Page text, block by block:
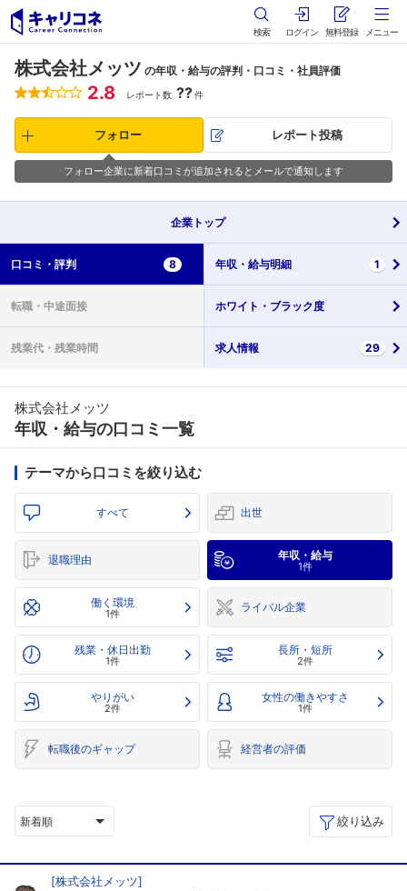
検索 ログイン 無料登録 メニュー
株式会社メッツ の年収・給与の評判・口コミ・社員評価
2.8 レポート数 ??件
フォロー レポート投稿
フォロー企業に新着口コミが追加されるとメールで通知します
企業 トップ
口コミ・ 評判 8 年収・ 給与明細 1
転職・ 中途面接 ホワイト・ ブラック度
残業代・ 残業時間 求人情報 29
株式会社メッツ
年収・給与の口コミ一覧
テーマから口コミを絞り込む
すべて 出世
退職理由 年収・給与
1件
働く環境
1件 ライバル企業
残業・休日出勤
1件
長所・短所
2件
やりがい
2件
女性の働きやすさ
1件
転職後のギャップ 経営者の評価
新着順 絞り込み
[株式会社メッツ]